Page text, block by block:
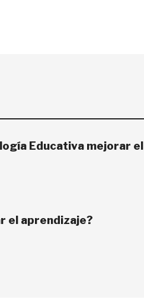
Educativa mejorar el
el aprendizaje?